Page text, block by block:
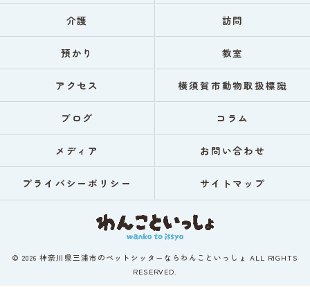
介護 訪問
預かり 教室
アクセス 横須賀市動物取扱標識
ブログ コラム
メディア お問い合わせ
プライバシーポリシー サイトマップ
© 2026 神奈川県三浦市のペットシッターならわんこといっしょ ALL RIGHTS
RESERVED.